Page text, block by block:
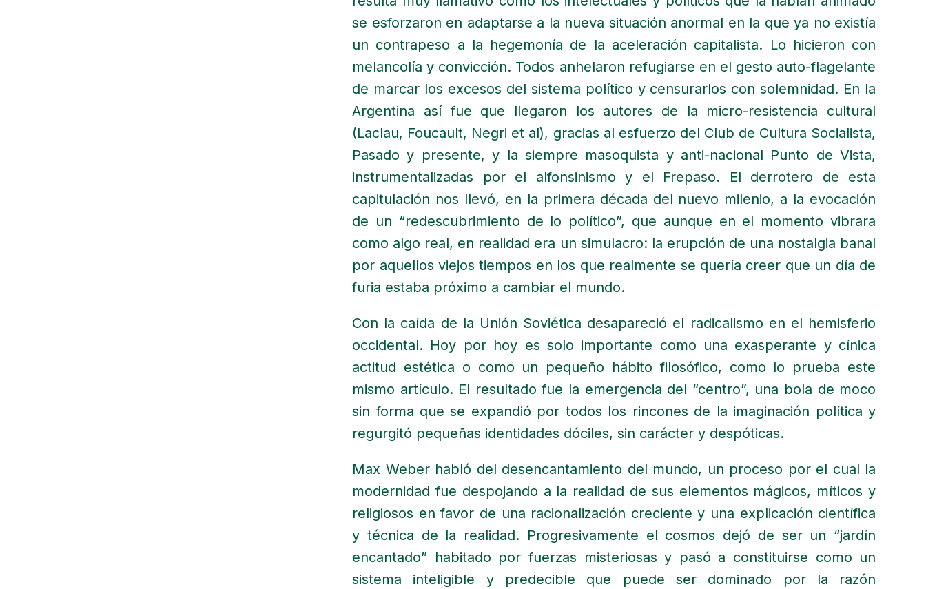
se esforzaron en adaptarse a la nueva situación anormal en la que ya no existía
un contrapeso a la hegemonía de la aceleración capitalista. Lo hicieron con
melancolía y convicción. Todos anhelaron refugiarse en el gesto auto-flagelante
de marcar los excesos del sistema político y censurarlos con solemnidad. En la
Argentina así fue que llegaron los autores de la micro-resistencia cultural
(Laclau, Foucault, Negri et al), gracias al esfuerzo del Club de Cultura Socialista,
Pasado y presente, y la siempre masoquista y anti-nacional Punto de Vista,
instrumentalizadas por el alfonsinismo y el Frepaso. El derrotero de esta
capitulación nos llevó, en la primera década del nuevo milenio, a la evocación
de un “redescubrimiento de lo político”, que aunque en el momento vibrara
como algo real, en realidad era un simulacro: la erupción de una nostalgia banal
por aquellos viejos tiempos en los que realmente se quería creer que un día de
furia estaba próximo a cambiar el mundo.
Con la caída de la Unión Soviética desapareció el radicalismo en el hemisferio
occidental. Hoy por hoy es solo importante como una exasperante y cínica
actitud estética o como un pequeño hábito filosófico, como lo prueba este
mismo artículo. El resultado fue la emergencia del “centro”, una bola de moco
sin forma que se expandió por todos los rincones de la imaginación política y
regurgitó pequeñas identidades dóciles, sin carácter y despóticas.
Max Weber habló del desencantamiento del mundo, un proceso por el cual la
modernidad fue despojando a la realidad de sus elementos mágicos, míticos y
religiosos en favor de una racionalización creciente y una explicación científica
y técnica de la realidad. Progresivamente el cosmos dejó de ser un “jardín
encantado” habitado por fuerzas misteriosas y pasó a constituirse como un
sistema inteligible y predecible que puede ser dominado por la razón